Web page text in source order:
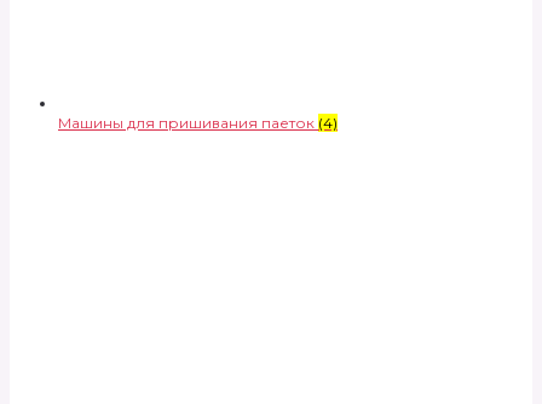
Машины для пришивания паеток (4)